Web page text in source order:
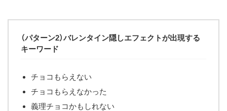
（パターン2）バレンタイン隠しエフェクトが出現する
キーワード
チョコもらえない
チョコもらえなかった
義理チョコかもしれない